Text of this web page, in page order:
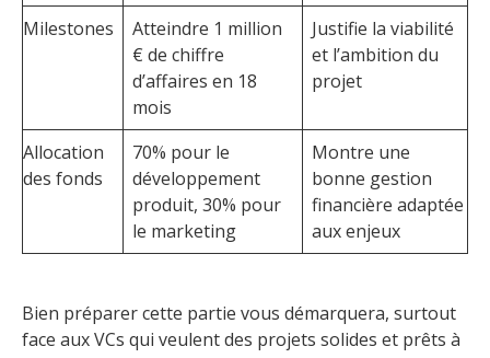
Milestones
Atteindre 1 million
€ de chiffre
d’affaires en 18
mois
Justifie la viabilité
et l’ambition du
projet
Allocation
des fonds
70% pour le
développement
produit, 30% pour
le marketing
Montre une
bonne gestion
financière adaptée
aux enjeux
Bien préparer cette partie vous démarquera, surtout
face aux VCs qui veulent des projets solides et prêts à